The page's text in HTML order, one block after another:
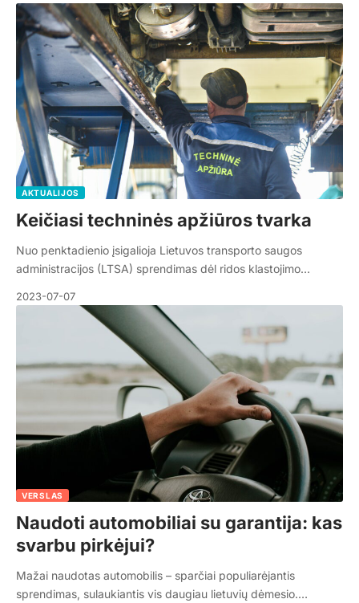
AKTUALIJOS
Keičiasi techninės apžiūros tvarka
Nuo penktadienio įsigalioja Lietuvos transporto saugos
administracijos (LTSA) sprendimas dėl ridos klastojimo…
2023-07-07
VERSLAS
Naudoti automobiliai su garantija: kas
svarbu pirkėjui?
Mažai naudotas automobilis – sparčiai populiarėjantis
sprendimas, sulaukiantis vis daugiau lietuvių dėmesio.…